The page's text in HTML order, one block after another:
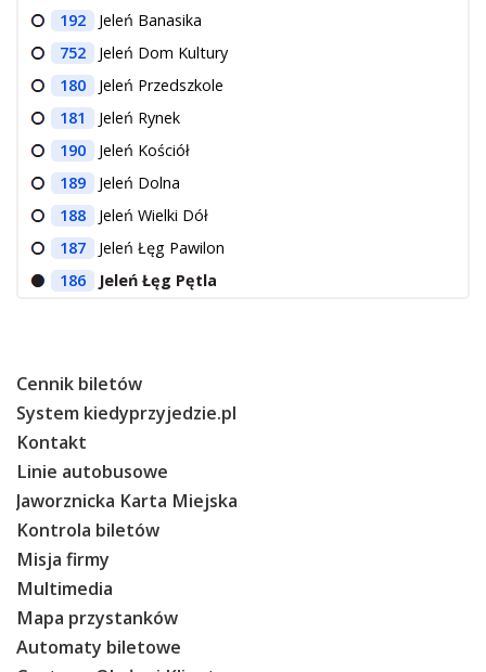
192
Jeleń Banasika
752
Jeleń Dom Kultury
180
Jeleń Przedszkole
181
Jeleń Rynek
190
Jeleń Kościół
189
Jeleń Dolna
188
Jeleń Wielki Dół
187
Jeleń Łęg Pawilon
186
Jeleń Łęg Pętla
Cennik biletów
System kiedyprzyjedzie.pl
Kontakt
Linie autobusowe
Jaworznicka Karta Miejska
Kontrola biletów
Misja firmy
Multimedia
Mapa przystanków
Automaty biletowe